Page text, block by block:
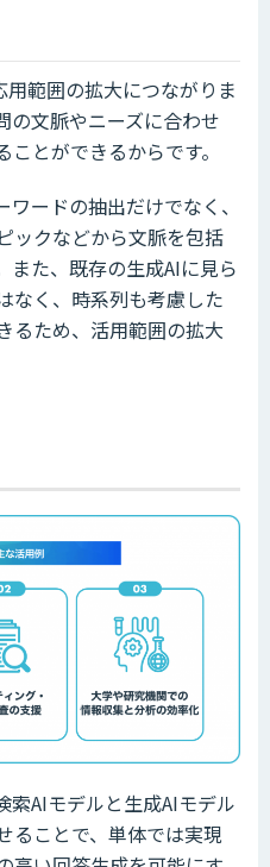
用範囲の拡大につながりま
の文脈やニーズに合わせ
とができるからです。
ードの抽出だけでなく、
ックなどから文脈を包括
また、既存の生成AIに見ら
なく、時系列も考慮した
るため、活用範囲の拡大
索AIモデルと生成AIモデル
ることで、単体では実現